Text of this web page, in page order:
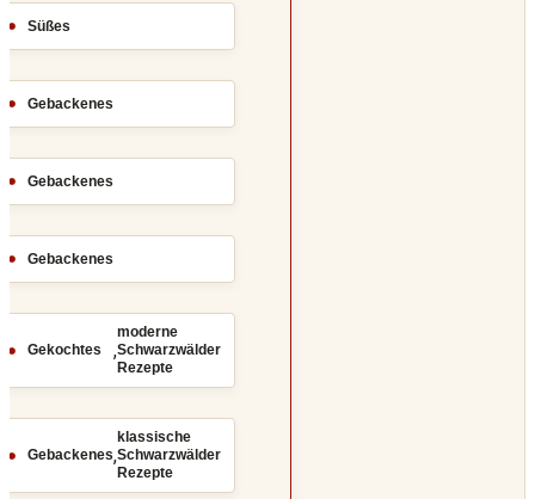
Süßes
Gebackenes
Gebackenes
Gebackenes
Gekochtes ,
moderne
Schwarzwälder
Rezepte
Gebackenes,
klassische
Schwarzwälder
Rezepte